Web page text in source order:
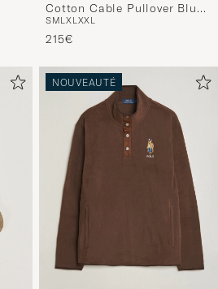
Cotton Cable Pullover Blue
Borage Heather
SMLXLXXL
215€
NOUVEAUTÉ